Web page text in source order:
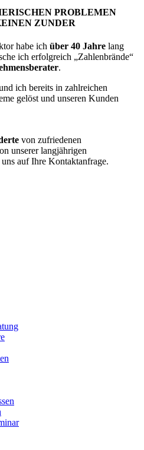
PROBLEMEN
ZUNDER
habe ich über 40 Jahre lang
ich erfolgreich „Zahlenbrände“
.
ich bereits in zahlreichen
gelöst und unseren Kunden
von zufriedenen
unserer langjährigen
auf Ihre Kontaktanfrage.